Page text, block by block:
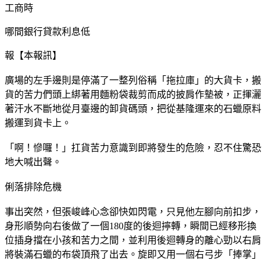
工商時
哪間銀行貸款利息低
報【本報訊】
廣場的左手邊則是停滿了一整列俗稱「拖拉庫」的大貨卡，搬
貨的苦力們頭上綁著用麵粉袋裁剪而成的披肩作墊被，正揮灑
著汗水不斷地從月臺邊的卸貨碼頭，把從基隆運來的石蠟原料
搬運到貨卡上。
「啊！慘囉！」扛貨苦力意識到即將發生的危險，忍不住驚恐
地大喊出聲。
俐落排除危機
事出突然，但張峻峰心念卻快如閃電，只見他左腳向前扣步，
身形順勢向右後做了一個180度的後迴擰轉，瞬間已經移形換
位插身擋在小孩和苦力之間，並利用後迴轉身的離心勁以右肩
將裝滿石蠟的布袋頂飛了出去。旋即又用一個右弓步「捧掌」